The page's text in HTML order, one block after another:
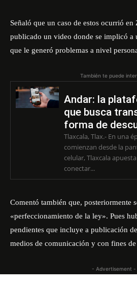
Señaló que un caso de estos ocurrió
publicado un video donde se implicó a
que le generó problemas a nivel
También te puede
Andar: la
que busca
forma de
Tlaxcala, Tlax.- En una
comienzan desde la
celular, Tlaxcala
conectar...
Comentó también que, posteriormente
«perfeccionamiento de la ley». Pues
pendientes que incluye a publicación
medios de comunicación y con fines
- Advertisement -